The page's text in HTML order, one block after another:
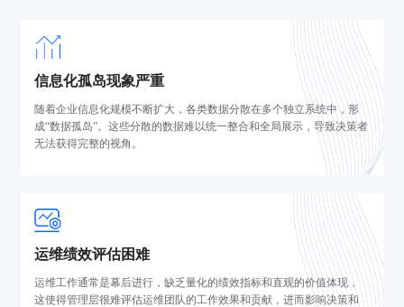
信息化孤岛现象严重
随着企业信息化规模不断扩大，各类数据分散在多个独立系统中，形
成“数据孤岛”。这些分散的数据难以统一整合和全局展示，导致决策者
无法获得完整的视角。
运维绩效评估困难
运维工作通常是幕后进行，缺乏量化的绩效指标和直观的价值体现，
这使得管理层很难评估运维团队的工作效果和贡献，进而影响决策和